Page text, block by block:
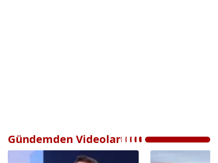
Gündemden Videolar